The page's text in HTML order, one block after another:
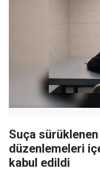
Suça
düzenlemeleri
kabul edildi